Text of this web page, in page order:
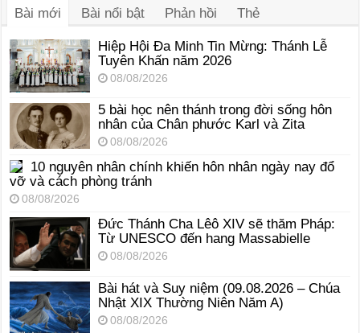
Bài mới Bài nổi bật Phản hồi Thẻ
Hiệp Hội Đa Minh Tin Mừng: Thánh Lễ
Tuyên Khấn năm 2026
08/08/2026
5 bài học nên thánh trong đời sống hôn
nhân của Chân phước Karl và Zita
08/08/2026
10 nguyên nhân chính khiến hôn nhân ngày nay đổ
vỡ và cách phòng tránh
08/08/2026
Đức Thánh Cha Lêô XIV sẽ thăm Pháp:
Từ UNESCO đến hang Massabielle
08/08/2026
Bài hát và Suy niệm (09.08.2026 – Chúa
Nhật XIX Thường Niên Năm A)
08/08/2026